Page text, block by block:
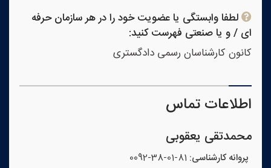
لطفا وابستگی یا عضویت خود را در هر سازمان حرفه
ای / و یا صنعتی فهرست کنید:
کانون کارشناسان رسمی دادگستری
اطلاعات تماس
محمدتقی یعقوبی
پروانه کارشناسی: 81-01-38-0092